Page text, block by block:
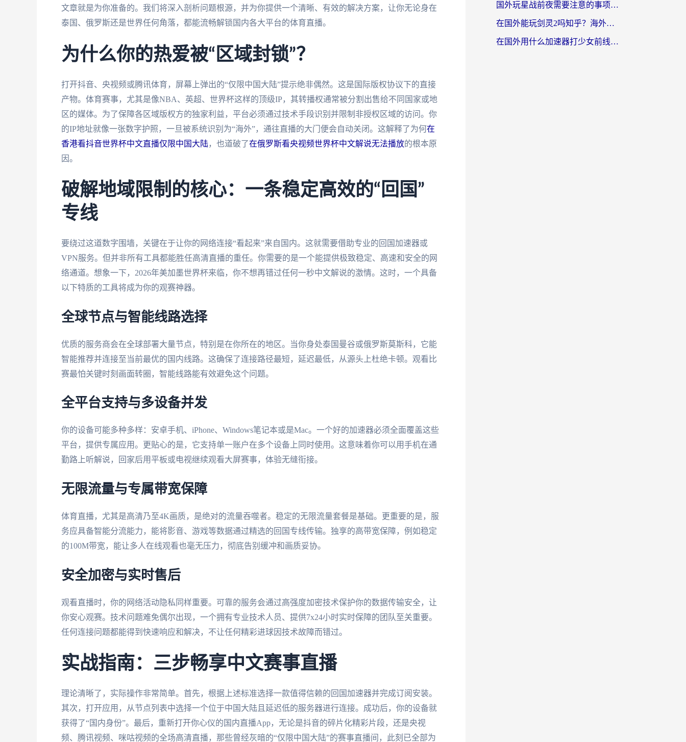
文章就是为你准备的。我们将深入剖析问题根源，并为你提供一个清晰、有效的解决方案，让你无论身在
泰国、俄罗斯还是世界任何角落，都能流畅解锁国内各大平台的体育直播。
为什么你的热爱被“区域封锁”？
打开抖音、央视频或腾讯体育，屏幕上弹出的“仅限中国大陆”提示绝非偶然。这是国际版权协议下的直接
产物。体育赛事，尤其是像NBA、英超、世界杯这样的顶级IP，其转播权通常被分割出售给不同国家或地
区的媒体。为了保障各区域版权方的独家利益，平台必须通过技术手段识别并限制非授权区域的访问。你
的IP地址就像一张数字护照，一旦被系统识别为“海外”，通往直播的大门便会自动关闭。这解释了为何在
香港看抖音世界杯中文直播仅限中国大陆，也道破了在俄罗斯看央视频世界杯中文解说无法播放的根本原
因。
破解地域限制的核心：一条稳定高效的“回国”
专线
要绕过这道数字围墙，关键在于让你的网络连接“看起来”来自国内。这就需要借助专业的回国加速器或
VPN服务。但并非所有工具都能胜任高清直播的重任。你需要的是一个能提供极致稳定、高速和安全的网
络通道。想象一下，2026年美加墨世界杯来临，你不想再错过任何一秒中文解说的激情。这时，一个具备
以下特质的工具将成为你的观赛神器。
全球节点与智能线路选择
优质的服务商会在全球部署大量节点，特别是在你所在的地区。当你身处泰国曼谷或俄罗斯莫斯科，它能
智能推荐并连接至当前最优的国内线路。这确保了连接路径最短，延迟最低，从源头上杜绝卡顿。观看比
赛最怕关键时刻画面转圈，智能线路能有效避免这个问题。
全平台支持与多设备并发
你的设备可能多种多样：安卓手机、iPhone、Windows笔记本或是Mac。一个好的加速器必须全面覆盖这些
平台，提供专属应用。更贴心的是，它支持单一账户在多个设备上同时使用。这意味着你可以用手机在通
勤路上听解说，回家后用平板或电视继续观看大屏赛事，体验无缝衔接。
无限流量与专属带宽保障
体育直播，尤其是高清乃至4K画质，是绝对的流量吞噬者。稳定的无限流量套餐是基础。更重要的是，服
务应具备智能分流能力，能将影音、游戏等数据通过精选的回国专线传输。独享的高带宽保障，例如稳定
的100M带宽，能让多人在线观看也毫无压力，彻底告别缓冲和画质妥协。
安全加密与实时售后
观看直播时，你的网络活动隐私同样重要。可靠的服务会通过高强度加密技术保护你的数据传输安全，让
你安心观赛。技术问题难免偶尔出现，一个拥有专业技术人员、提供7x24小时实时保障的团队至关重要。
任何连接问题都能得到快速响应和解决，不让任何精彩进球因技术故障而错过。
实战指南：三步畅享中文赛事直播
理论清晰了，实际操作非常简单。首先，根据上述标准选择一款值得信赖的回国加速器并完成订阅安装。
其次，打开应用，从节点列表中选择一个位于中国大陆且延迟低的服务器进行连接。成功后，你的设备就
获得了“国内身份”。最后，重新打开你心仪的国内直播App，无论是抖音的碎片化精彩片段，还是央视
频、腾讯视频、咪咕视频的全场高清直播，那些曾经灰暗的“仅限中国大陆”的赛事直播间，此刻已全部为
国外玩星战前夜需要注意的事项：一份来自老玩家的网络生存指南
在国外能玩剑灵2吗知乎？海外党亲测有效的国服游戏加速指南
在国外用什么加速器打少女前线：云图计划不卡？一个老玩家的掏心分享